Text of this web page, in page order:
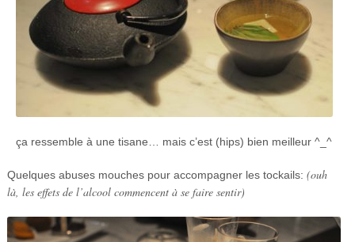
ça ressemble à une tisane… mais c’est (hips) bien meilleur ^_^
Quelques abuses mouches pour accompagner les tockails: (ouh
là, les effets de l’alcool commencent à se faire sentir)